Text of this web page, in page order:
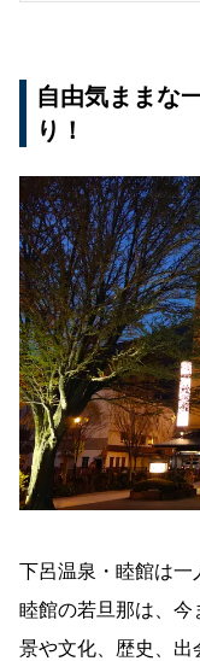
自由気ままな
り！
下呂温泉・睦館は
睦館の若旦那は、
景や文化、歴史、出